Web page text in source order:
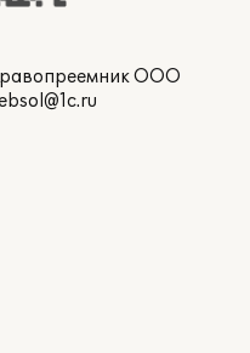
ООО